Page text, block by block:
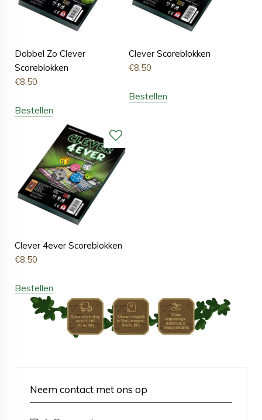
Dobbel Zo Clever
Scoreblokken
€8,50
Bestellen
Clever Scoreblokken
€8,50
Bestellen
Clever 4ever Scoreblokken
€8,50
Bestellen
Neem contact met ons op